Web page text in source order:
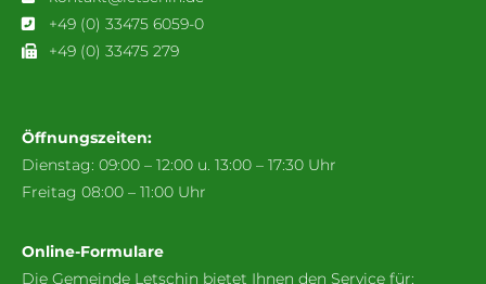
+49 (0) 33475 6059-0
+49 (0) 33475 279
Öffnungszeiten:
Dienstag: 09:00 – 12:00 u. 13:00 – 17:30 Uhr
Freitag 08:00 – 11:00 Uhr
Online-Formulare
Die Gemeinde Letschin bietet Ihnen den Service für: